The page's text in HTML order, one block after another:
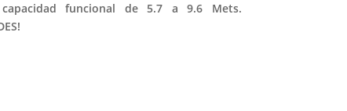
funcional de 5.7 a 9.6 Mets.